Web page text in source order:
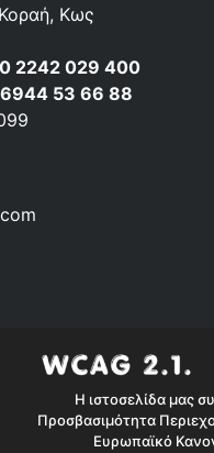
Κως
2242 029 400
53 66 88
Η ιστοσελίδα μας
Προσβασιμότητα
Ευρωπαϊκό